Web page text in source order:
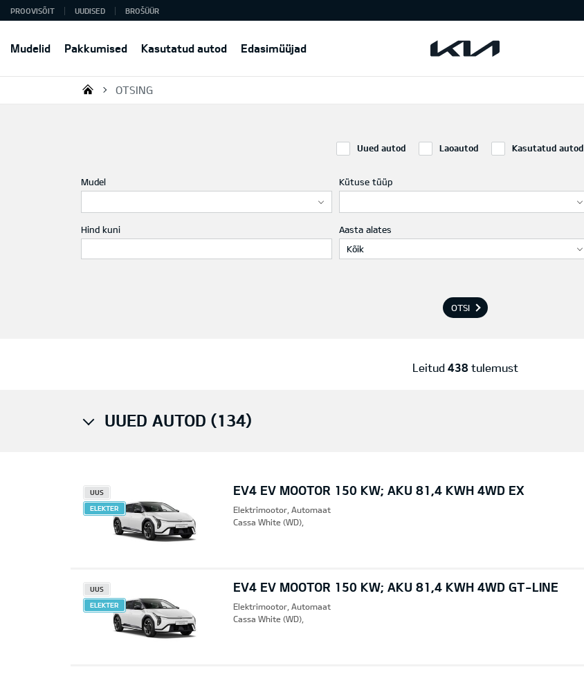
Mudelid Pakkumised Kasutatud autod Edasimüüjad
PROOVISÕIT UUDISED BROŠÜÜR
KIA AUTO AS
OTSING
Uued autod Laoautod Kasutatud autod
Mudel Kütuse tüüp
Hind kuni
Aasta alates
Kõik
OTSI
Leitud 438tulemust
UUED AUTOD (134)
EV4 EV MOOTOR 150 KW; AKU 81,4 KWH 4WD EX
UUS
ELEKTER
Elektrimootor, Automaat
Cassa White (WD),
EV4 EV MOOTOR 150 KW; AKU 81,4 KWH 4WD GT-LINE
UUS
ELEKTER
Elektrimootor, Automaat
Cassa White (WD),